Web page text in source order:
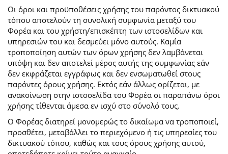
Οι όροι και προϋποθέσεις χρήσης του παρόντος δικτυακού
τόπου αποτελούν τη συνολική συμφωνία μεταξύ του
Φορέα και του χρήστη/επισκέπτη των ιστοσελίδων και
υπηρεσιών του και δεσμεύει μόνο αυτούς. Καμία
τροποποίηση αυτών των όρων χρήσης δεν λαμβάνεται
υπόψη και δεν αποτελεί μέρος αυτής της συμφωνίας εάν
δεν εκφράζεται εγγράφως και δεν ενσωματωθεί στους
παρόντες όρους χρήσης. Εκτός εάν άλλως ορίζεται, με
ανακοίνωση στην ιστοσελίδα του Φορέα οι παραπάνω όροι
χρήσης τίθενται άμεσα εν ισχύ στο σύνολό τους.
Ο Φορέας διατηρεί μονομερώς το δικαίωμα να τροποποιεί,
προσθέτει, μεταβάλλει το περιεχόμενο ή τις υπηρεσίες του
δικτυακού τόπου, καθώς και τους όρους χρήσης αυτού,